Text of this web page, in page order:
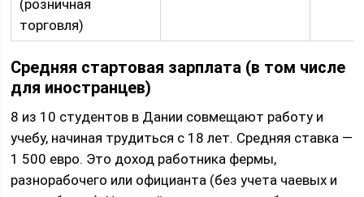
(розничная
торговля)
Средняя стартовая зарплата (в том числе
для иностранцев)
8 из 10 студентов в Дании совмещают работу и
учебу, начиная трудиться с 18 лет. Средняя ставка —
1 500 евро. Это доход работника фермы,
разнорабочего или официанта (без учета чаевых и